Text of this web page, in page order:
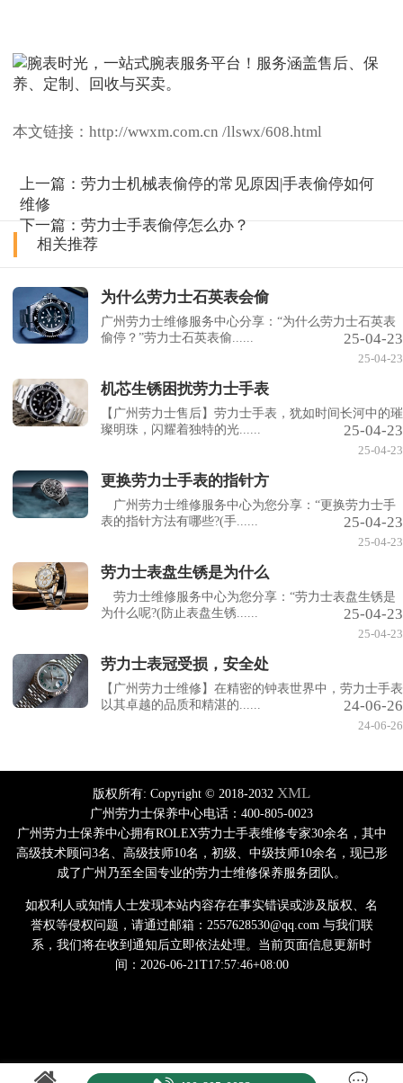
本文链接：http://wwxm.com.cn /llswx/608.html
上一篇：劳力士机械表偷停的常见原因|手表偷停如何
维修
下一篇：劳力士手表偷停怎么办？
相关推荐
为什么劳力士石英表会偷
广州劳力士维修服务中心分享：“为什么劳力士石英表
偷停？”劳力士石英表偷......
25-04-23
25-04-23
机芯生锈困扰劳力士手表
【广州劳力士售后】劳力士手表，犹如时间长河中的璀
璨明珠，闪耀着独特的光......
25-04-23
25-04-23
更换劳力士手表的指针方
广州劳力士维修服务中心为您分享：“更换劳力士手
表的指针方法有哪些?(手......
25-04-23
25-04-23
劳力士表盘生锈是为什么
劳力士维修服务中心为您分享：“劳力士表盘生锈是
为什么呢?(防止表盘生锈......
25-04-23
25-04-23
劳力士表冠受损，安全处
【广州劳力士维修】在精密的钟表世界中，劳力士手表
以其卓越的品质和精湛的......
24-06-26
24-06-26
版权所有: Copyright © 2018-2032 XML
广州劳力士保养中心电话：400-805-0023
广州劳力士保养中心拥有ROLEX劳力士手表维修专家30余名，其中
高级技术顾问3名、高级技师10名，初级、中级技师10余名，现已形
成了广州乃至全国专业的劳力士维修保养服务团队。
如权利人或知情人士发现本站内容存在事实错误或涉及版权、名
誉权等侵权问题，请通过邮箱：2557628530@qq.com 与我们联
系，我们将在收到通知后立即依法处理。当前页面信息更新时
间：2026-06-21T17:57:46+08:00